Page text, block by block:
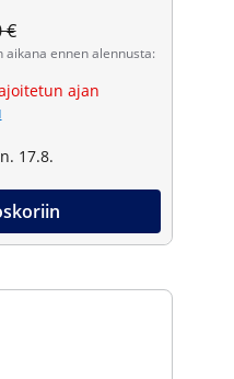
€
ennen alennusta:
ajan
n. 17.8.